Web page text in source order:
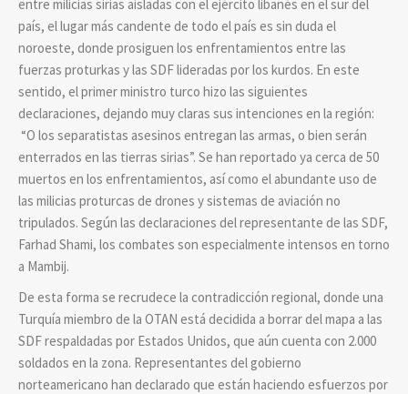
entre milicias sirias aisladas con el ejército libanés en el sur del
país, el lugar más candente de todo el país es sin duda el
noroeste, donde prosiguen los enfrentamientos entre las
fuerzas proturkas y las SDF lideradas por los kurdos. En este
sentido, el primer ministro turco hizo las siguientes
declaraciones, dejando muy claras sus intenciones en la región:
“O los separatistas asesinos entregan las armas, o bien serán
enterrados en las tierras sirias”. Se han reportado ya cerca de 50
muertos en los enfrentamientos, así como el abundante uso de
las milicias proturcas de drones y sistemas de aviación no
tripulados. Según las declaraciones del representante de las SDF,
Farhad Shami, los combates son especialmente intensos en torno
a Mambij.
De esta forma se recrudece la contradicción regional, donde una
Turquía miembro de la OTAN está decidida a borrar del mapa a las
SDF respaldadas por Estados Unidos, que aún cuenta con 2.000
soldados en la zona. Representantes del gobierno
norteamericano han declarado que están haciendo esfuerzos por